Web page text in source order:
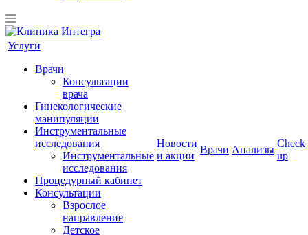
Услуги
Врачи
Консультации
врача
Гинекологические
манипуляции
Инструментальные
исследования
Инструментальные
исследования
Процедурный кабинет
Консультации
Взрослое
направление
Детское
Новости
и акции
Врачи Анализы
Check
up